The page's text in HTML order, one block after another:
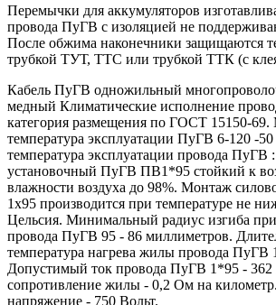
Перемычки для аккумуляторов
провода ПуГВ с изоляцией не
После обжима наконечники защищаются
трубкой ТУТ, ТТС или трубкой ТТК (с
Кабель ПуГВ одножильный
медный Климатические исполнение
категория размещения по ГОСТ 15150-
температура эксплуатации ПуГВ 6-120 -
температура эксплуатации провода ПуГВ
установочный ПуГВ ПВ1*95 стойкий к
влажности воздуха до 98%. Монтаж
1х95 производится при температуре не
Цельсия. Минимальный радиус изгиба
провода ПуГВ 95 - 86 миллиметров.
температура нагрева жилы провода ПуГВ
Допустимый ток провода ПуГВ 1*95 -
сопротивление жилы - 0,2 Ом на
напряжение - 750 Вольт.